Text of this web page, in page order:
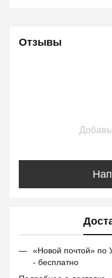
Отзывы
«Новой почтой» по
- бесплатно